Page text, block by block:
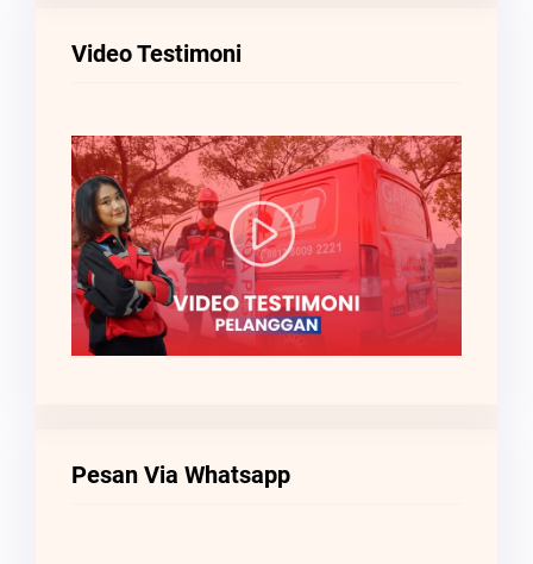
Video Testimoni
Pesan Via Whatsapp